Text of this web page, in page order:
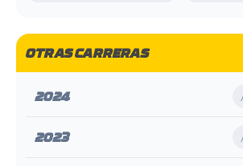
OTRAS CARRERAS
2024
2023